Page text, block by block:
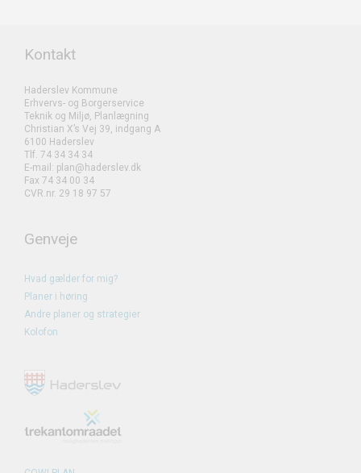
Kontakt
Haderslev Kommune
Erhvervs- og Borgerservice
Teknik og Miljø, Planlægning
Christian X’s Vej 39, indgang A
6100 Haderslev
Tlf. 74 34 34 34
E-mail: plan@haderslev.dk
Fax 74 34 00 34
CVR.nr. 29 18 97 57
Genveje
Hvad gælder for mig?
Planer i høring
Andre planer og strategier
Kolofon